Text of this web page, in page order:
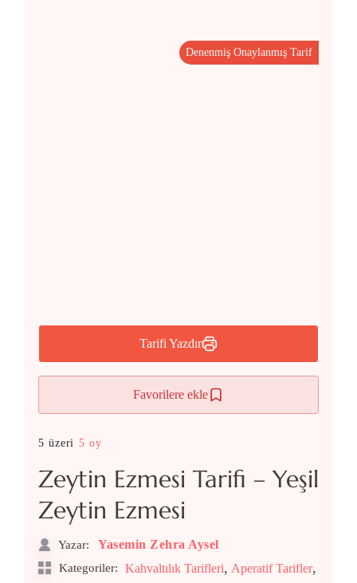
Tarifi Yazdır
Favorilere ekle
Denenmiş Onaylanmış Tarif
5 üzeri 5 oy
Zeytin Ezmesi Tarifi – Yeşil
Zeytin Ezmesi
Yazar: Yasemin Zehra Aysel
Kategoriler: Kahvaltılık Tarifleri, Aperatif Tarifler,